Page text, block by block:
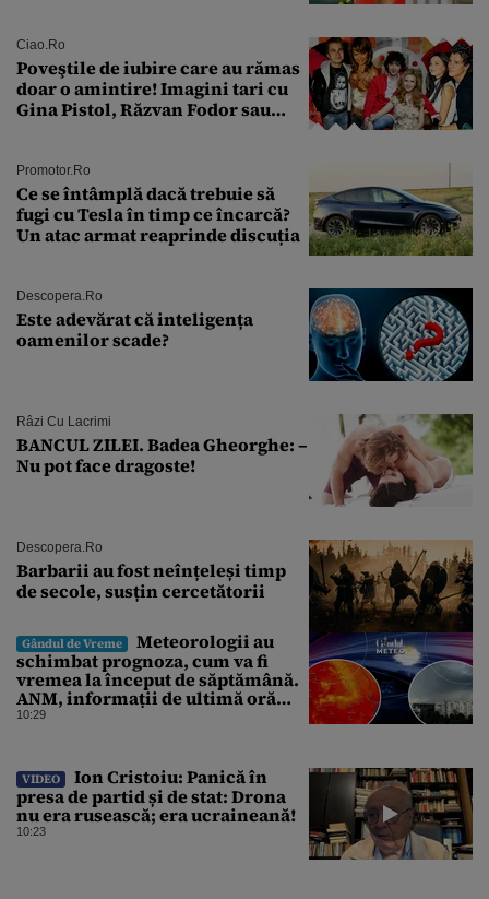
îmi salvez viața”
Ciao.ro
Poveştile de iubire care au rămas
doar o amintire! Imagini tari cu
Gina Pistol, Răzvan Fodor sau
Promotor.ro
Ce se întâmplă dacă trebuie să
fugi cu Tesla în timp ce încarcă?
Un atac armat reaprinde discuția
Descopera.ro
Este adevărat că inteligența
oamenilor scade?
Râzi Cu Lacrimi
BANCUL ZILEI. Badea Gheorghe: –
Nu pot face dragoste!
Descopera.ro
Barbarii au fost neînțeleși timp
de secole, susțin cercetătorii
Gândul de Vreme
Meteorologii au
schimbat prognoza, cum va fi
vremea la început de săptămână.
ANM, informații de ultimă oră
pentru Gândul
10:29
VIDEO
Ion Cristoiu: Panică în
presa de partid și de stat: Drona
nu era rusească; era ucraineană!
10:23